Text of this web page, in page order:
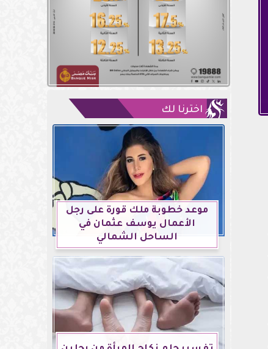
اخترنا لك
موعد خطوبة ملك قورة على رجل
الأعمال يوسف عثمان في
الساحل الشمالي